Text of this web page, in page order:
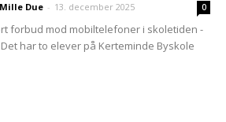
Due - 13. december 2025 0
forbud mod mobiltelefoner i skoletiden -
har to elever på Kerteminde Byskole